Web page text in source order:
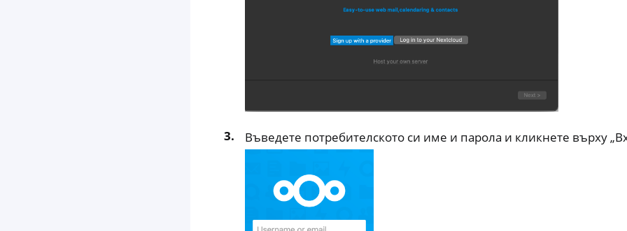
Въведете потребителското си име и парола и кликнете върху